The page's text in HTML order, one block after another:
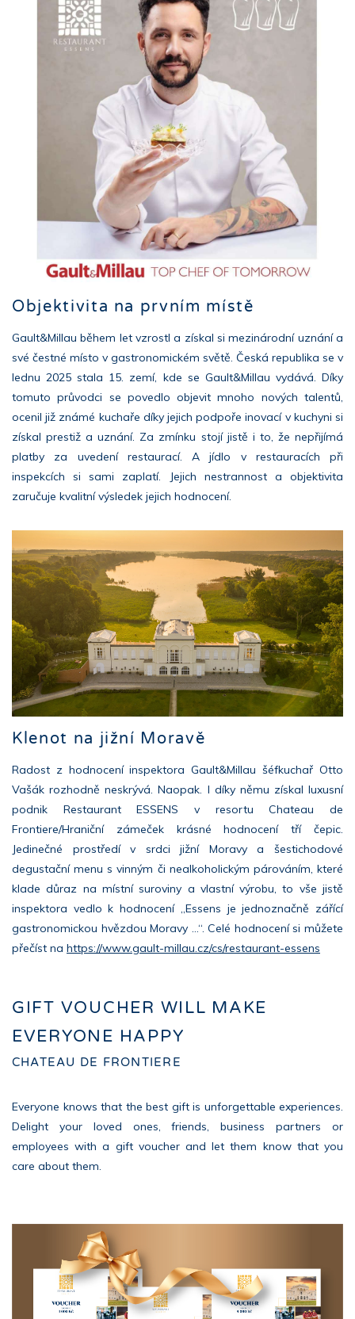
Objektivita na prvním místě
Gault&Millau během let vzrostl a získal si mezinárodní uznání a
své čestné místo v gastronomickém světě. Česká republika se v
lednu 2025 stala 15. zemí, kde se Gault&Millau vydává. Díky
tomuto průvodci se povedlo objevit mnoho nových talentů,
ocenil již známé kuchaře díky jejich podpoře inovací v kuchyni si
získal prestiž a uznání. Za zmínku stojí jistě i to, že nepřijímá
platby za uvedení restaurací. A jídlo v restauracích při
inspekcích si sami zaplatí. Jejich nestrannost a objektivita
zaručuje kvalitní výsledek jejich hodnocení.
Klenot na jižní Moravě
Radost z hodnocení inspektora Gault&Millau šéfkuchař Otto
Vašák rozhodně neskrývá. Naopak. I díky němu získal luxusní
podnik Restaurant ESSENS v resortu Chateau de
Frontiere/Hraniční zámeček krásné hodnocení tří čepic.
Jedinečné prostředí v srdci jižní Moravy a šestichodové
degustační menu s vinným či nealkoholickým párováním, které
klade důraz na místní suroviny a vlastní výrobu, to vše jistě
inspektora vedlo k hodnocení „Essens je jednoznačně zářící
gastronomickou hvězdou Moravy …“. Celé hodnocení si můžete
přečíst na https://www.gault-millau.cz/cs/restaurant-essens
GIFT VOUCHER WILL MAKE
EVERYONE HAPPY
CHATEAU DE FRONTIERE
Everyone knows that the best gift is unforgettable experiences.
Delight your loved ones, friends, business partners or
employees with a gift voucher and let them know that you
care about them.